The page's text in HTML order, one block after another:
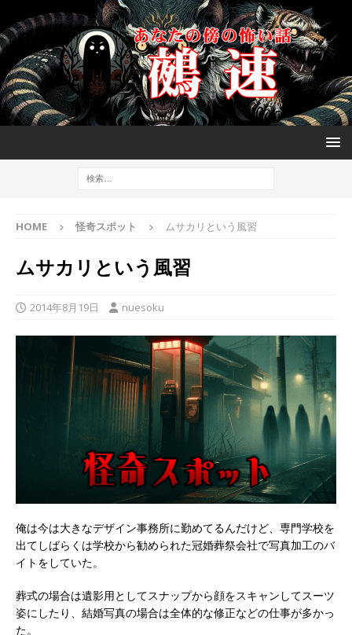
HOME 怪奇スポット ムサカリという風習
ムサカリという風習
2014年8月19日 nuesoku
俺は今は大きなデザイン事務所に勤めてるんだけど、専門学校を
出てしばらくは学校から勧められた冠婚葬祭会社で写真加工のバ
イトをしていた。
葬式の場合は遺影用としてスナップから顔をスキャンしてスーツ
姿にしたり、結婚写真の場合は全体的な修正などの仕事が多かっ
た。